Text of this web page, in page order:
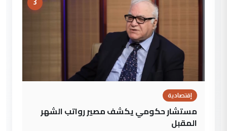
3
إقتصادية
مستشار حكومي يكشف مصير رواتب الشهر
المقبل